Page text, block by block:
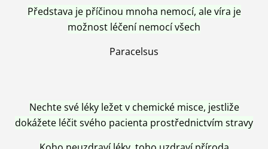
Představa je příčinou mnoha nemocí, ale víra je
možnost léčení nemocí všech
Paracelsus
Nechte své léky ležet v chemické misce, jestliže
dokážete léčit svého pacienta prostřednictvím stravy